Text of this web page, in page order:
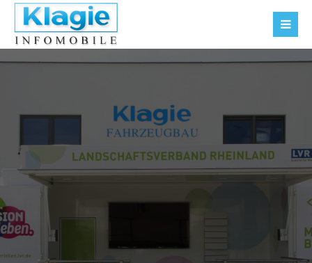
Der Eintrag "offcanvas-col1" existiert leider nicht.
Der Eintrag "offcanvas-col3" existiert leider nicht.
Der Eintrag "offcanvas-col4" existiert leider nicht.